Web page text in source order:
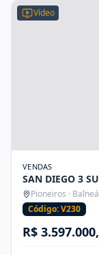
Vídeo
VENDAS
SAN DIEGO 3
Pioneiros ·
Código: V230
R$